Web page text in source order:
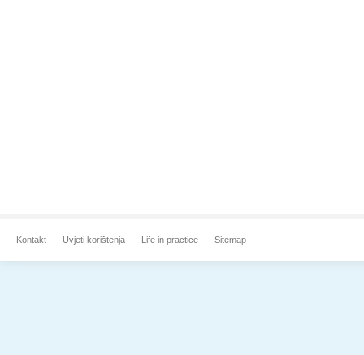
Kontakt Uvjeti korištenja Life in practice Sitemap